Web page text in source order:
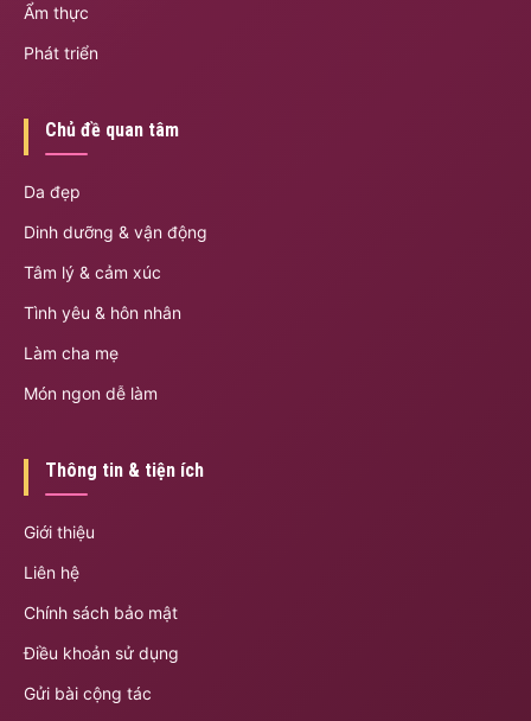
Ẩm thực
Phát triển
Chủ đề quan tâm
Da đẹp
Dinh dưỡng & vận động
Tâm lý & cảm xúc
Tình yêu & hôn nhân
Làm cha mẹ
Món ngon dễ làm
Thông tin & tiện ích
Giới thiệu
Liên hệ
Chính sách bảo mật
Điều khoản sử dụng
Gửi bài cộng tác